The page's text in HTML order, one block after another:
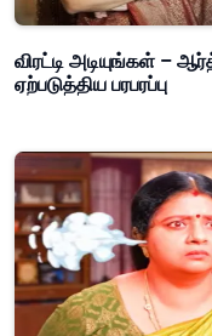
விரட்டி அடியுங்கள் –
ஏற்படுத்திய பரபரப்பு